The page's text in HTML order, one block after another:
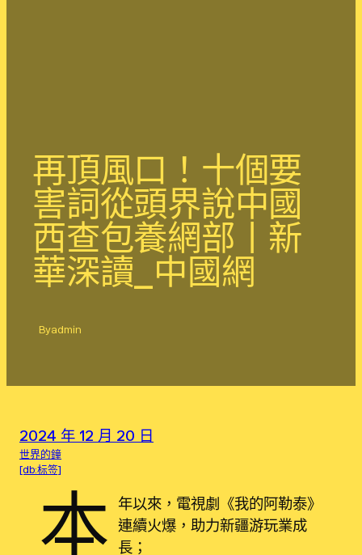
再頂風口！十個要
害詞從頭界說中國
西查包養網部丨新
華深讀_中國網
Byadmin
2024 年 12 月 20 日
世界的鐘
[db:标签]
本 年以來，電視劇《我的阿勒泰》
連續火爆，助力新疆游玩業成
長；